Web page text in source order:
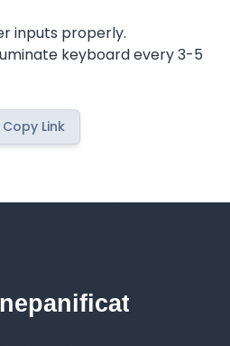
inputs properly.
keyboard every 3-5
Copy Link